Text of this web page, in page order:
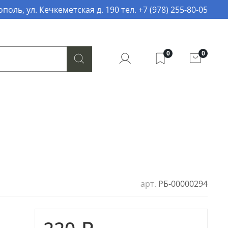
ул. Кечкеметская д. 190 тел. +7 (978) 255-80-05
0 0
арт. РБ-00000294